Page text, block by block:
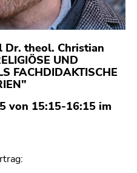
Dr. theol. Christian
UND
FACHDIDAKTISCHE
von 15:15-16:15 im